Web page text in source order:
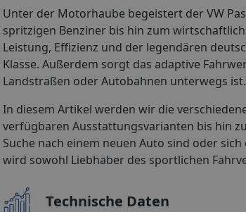
Unter der Motorhaube begeistert der VW
spritzigen Benziner bis hin zum
Leistung, Effizienz und der legendären
Klasse. Außerdem sorgt das adaptive
Landstraßen oder Autobahnen unterwegs ist.
In diesem Artikel werden wir die
verfügbaren Ausstattungsvarianten bis hin
Suche nach einem neuen Auto sind oder
wird sowohl Liebhaber des sportlichen
Technische Daten